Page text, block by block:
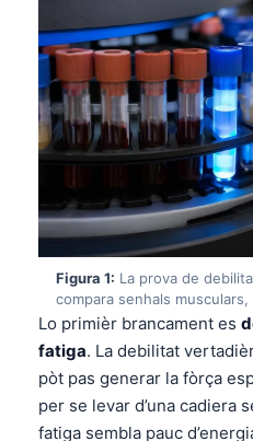
Figura 1: La prova de
compara senhals
Lo primièr brancament es
fatiga. La debilitat
pòt pas generar la fòrça
per se levar d’una cadiera
fatiga sembla pauc